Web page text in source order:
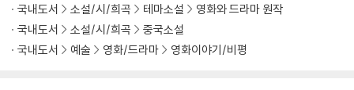
국내도서
소설/시/희곡 테마소설
영화와 드라마 원작
국내도서
소설/시/희곡
중국소설
국내도서
예술 영화/드라마 영화이야기/비평